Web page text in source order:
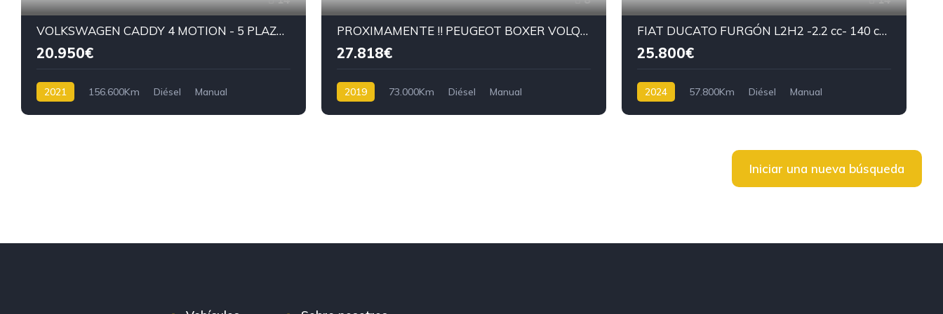
VOLKSWAGEN CADDY 4 MOTION - 5 PLAZAS - 2021-122 CV-D
20.950€
2021 156.600Km Diésel Manual
PROXIMAMENTE !! PEUGEOT BOXER VOLQUETE - 2019- 135 CV
27.818€
2019 73.000Km Diésel Manual
FIAT DUCATO FURGÓN L2H2 -2.2 cc- 140 cv -2024-
25.800€
2024 57.800Km Diésel Manual
Iniciar una nueva búsqueda